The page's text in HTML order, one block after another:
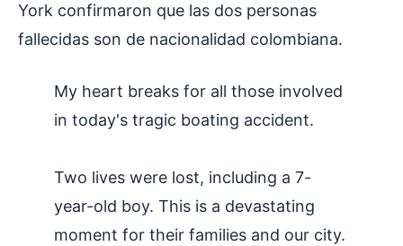
York confirmaron que las dos personas
fallecidas son de nacionalidad colombiana.
My heart breaks for all those involved
in today's tragic boating accident.
Two lives were lost, including a 7-
year-old boy. This is a devastating
moment for their families and our city.